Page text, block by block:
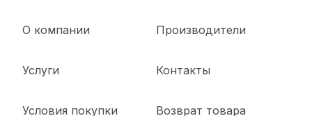
О компании
Услуги
Условия покупки
Производители
Контакты
Возврат товара